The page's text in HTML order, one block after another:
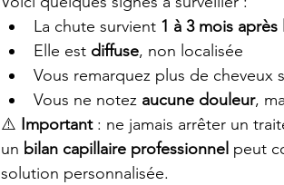
La chute survient 1 à 3 mois
Elle est diffuse, non localisée
Vous remarquez plus de cheveux
Vous ne notez aucune douleur,
⚠️ Important : ne jamais arrêter un
un bilan capillaire professionnel peut
solution personnalisée.